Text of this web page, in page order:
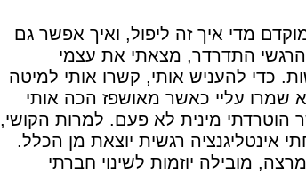
שלמדה מוקדם מדי איך זה ליפול, ואיך אפשר גם
ומצבי הרגשי התדרדר, מצאתי את עצמי
כדי להעניש אותי, קשרו אותי למיטה
שמרו עליי כאשר מאושפז הכה אותי
הוטרדתי מינית לא פעם. למרות הקושי,
אינטליגנציה רגשית יוצאת מן הכלל.
מובילה יוזמות לשינוי חברתי